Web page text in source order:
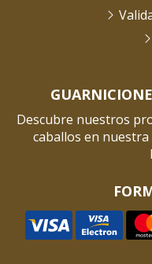
Descubre nuestros
caballos en